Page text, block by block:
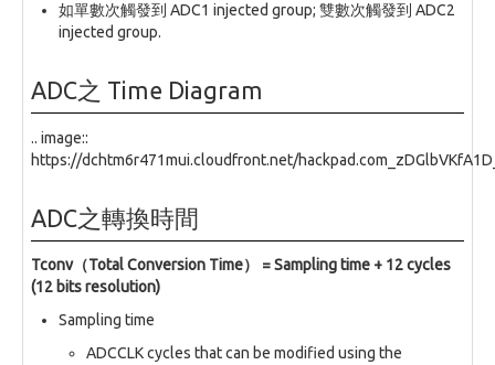
如單數次觸發到 ADC1 injected group; 雙數次觸發到 ADC2
injected group.
ADC之 Time Diagram
.. image::
https://dchtm6r471mui.cloudfront.net/
ADC之轉換時間
Tconv（Total Conversion Time） = Sampling time + 12 cycles
(12 bits resolution)
Sampling time
ADCCLK cycles that can be modified using the